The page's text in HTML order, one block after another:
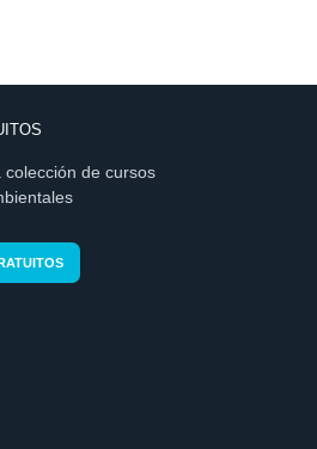
colección de cursos